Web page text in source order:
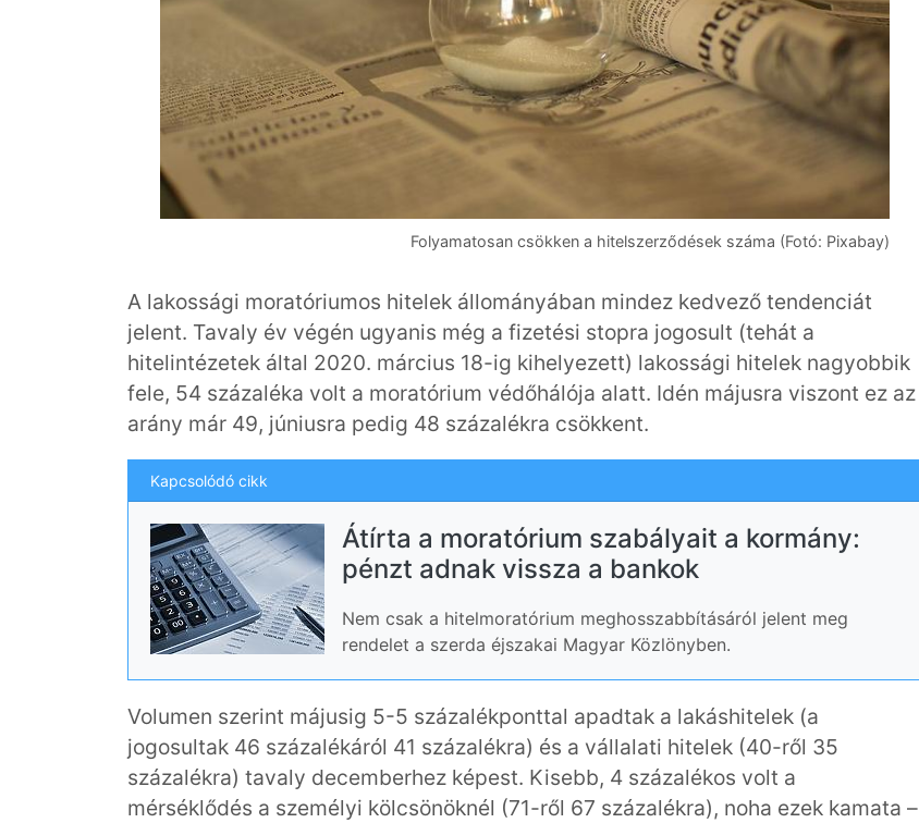
Folyamatosan csökken a hitelszerződések száma (Fotó: Pixabay)
A lakossági moratóriumos hitelek állományában mindez kedvező tendenciát
jelent. Tavaly év végén ugyanis még a fizetési stopra jogosult (tehát a
hitelintézetek által 2020. március 18-ig kihelyezett) lakossági hitelek nagyobbik
fele, 54 százaléka volt a moratórium védőhálója alatt. Idén májusra viszont ez az
arány már 49, júniusra pedig 48 százalékra csökkent.
Kapcsolódó cikk
Átírta a moratórium szabályait a kormány:
pénzt adnak vissza a bankok
Nem csak a hitelmoratórium meghosszabbításáról jelent meg
rendelet a szerda éjszakai Magyar Közlönyben.
Volumen szerint májusig 5-5 százalékponttal apadtak a lakáshitelek (a
jogosultak 46 százalékáról 41 százalékra) és a vállalati hitelek (40-ről 35
százalékra) tavaly decemberhez képest. Kisebb, 4 százalékos volt a
mérséklődés a személyi kölcsönöknél (71-ről 67 százalékra), noha ezek kamata –